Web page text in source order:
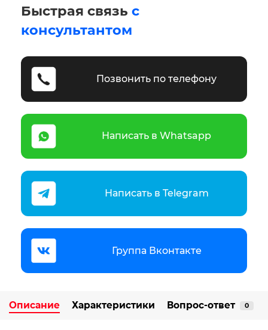
Быстрая связь с
консультантом
Позвонить по телефону
Написать в Whatsapp
Написать в Telegram
Группа Вконтакте
Описание Характеристики Вопрос-ответ 0